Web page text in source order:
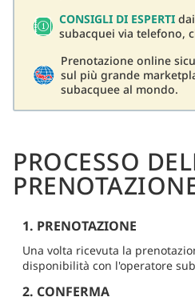
CONSIGLI DI ESPERTI
subacquei via telefono,
Prenotazione online
sul più grande
subacquee al mondo.
PROCESSO
1. PRENOTAZIONE
Una volta ricevuta la
disponibilità con l'operatore
2. CONFERMA